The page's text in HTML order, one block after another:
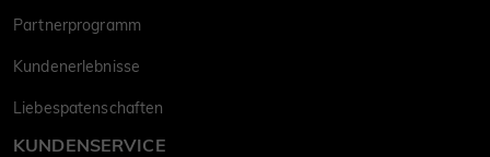
Partnerprogramm
Kundenerlebnisse
Liebespatenschaften
KUNDENSERVICE